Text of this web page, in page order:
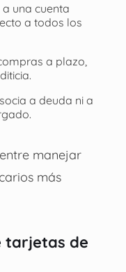
una cuenta
a todos los
a plazo,
a deuda ni a
manejar
más
tarjetas de